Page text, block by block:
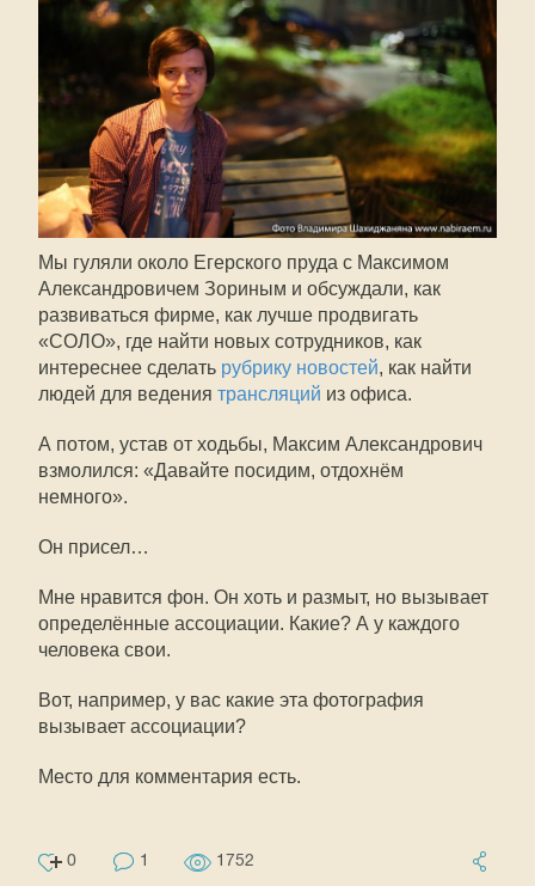
Мы гуляли около Егерского пруда с Максимом
Александровичем Зориным и обсуждали, как
развиваться фирме, как лучше продвигать
«СОЛО», где найти новых сотрудников, как
интереснее сделать рубрику новостей, как найти
людей для ведения трансляций из офиса.
А потом, устав от ходьбы, Максим Александрович
взмолился: «Давайте посидим, отдохнём
немного».
Он присел…
Мне нравится фон. Он хоть и размыт, но вызывает
определённые ассоциации. Какие? А у каждого
человека свои.
Вот, например, у вас какие эта фотография
вызывает ассоциации?
Место для комментария есть.
0 1 1752